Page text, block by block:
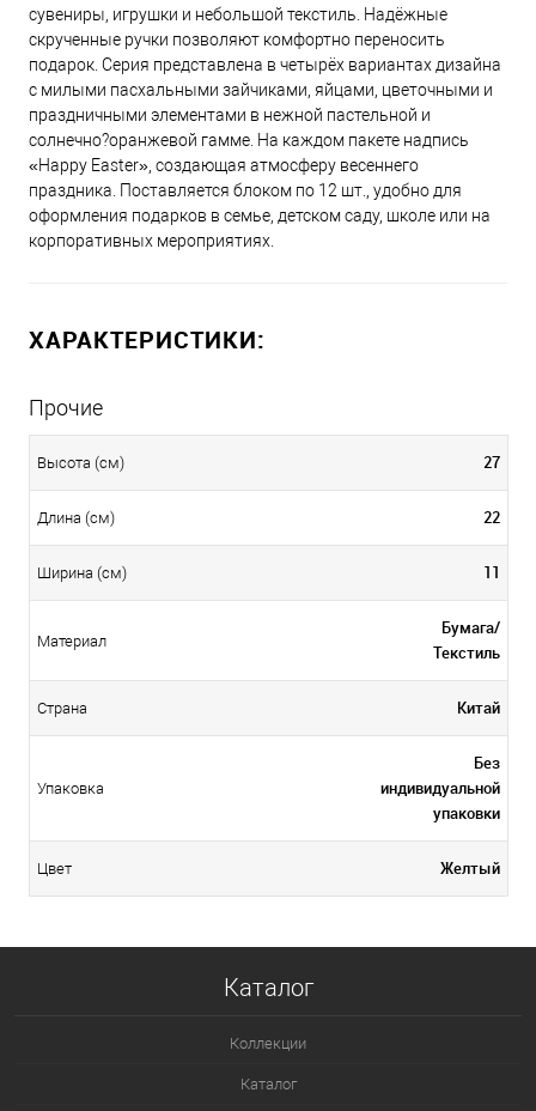
сувениры, игрушки и небольшой текстиль. Надёжные
скрученные ручки позволяют комфортно переносить
подарок. Серия представлена в четырёх вариантах дизайна
с милыми пасхальными зайчиками, яйцами, цветочными и
праздничными элементами в нежной пастельной и
солнечно?оранжевой гамме. На каждом пакете надпись
«Happy Easter», создающая атмосферу весеннего
праздника. Поставляется блоком по 12 шт., удобно для
оформления подарков в семье, детском саду, школе или на
корпоративных мероприятиях.
ХАРАКТЕРИСТИКИ:
Прочие
Высота (см) 27
Длина (см) 22
Ширина (см) 11
Материал
Бумага/
Текстиль
Страна Китай
Упаковка
Без
индивидуальной
упаковки
Цвет Желтый
Каталог
Коллекции
Каталог